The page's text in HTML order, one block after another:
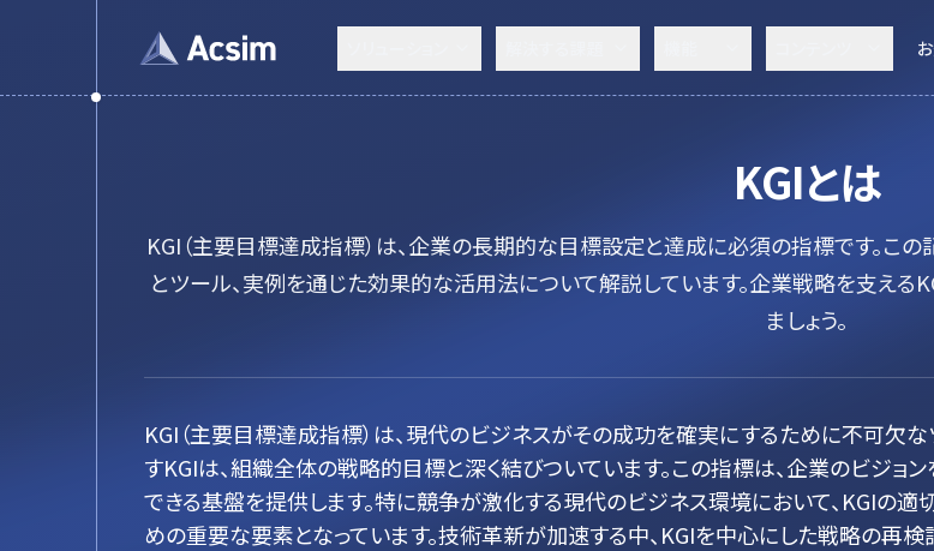
KGIとは
KGI（主要目標達成指標）は、企業の長期的な目標設定と達成に必須の指標です。こ
とツール、実例を通じた効果的な活用法について解説しています。企業戦略を支え
ましょう。
KGI（主要目標達成指標）は、現代のビジネスがその成功を確実にするために不可欠
すKGIは、組織全体の戦略的目標と深く結びついています。この指標は、企業のビジ
できる基盤を提供します。特に競争が激化する現代のビジネス環境において、KGIの
めの重要な要素となっています。技術革新が加速する中、KGIを中心にした戦略の再